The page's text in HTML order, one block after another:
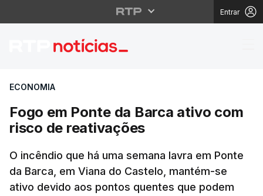
Entrar
Fogo em Ponte da
ECONOMIA
Fogo em Ponte da Barca ativo com
risco de reativações
O incêndio que há uma semana lavra em Ponte
da Barca, em Viana do Castelo, mantém-se
ativo devido aos pontos quentes que podem